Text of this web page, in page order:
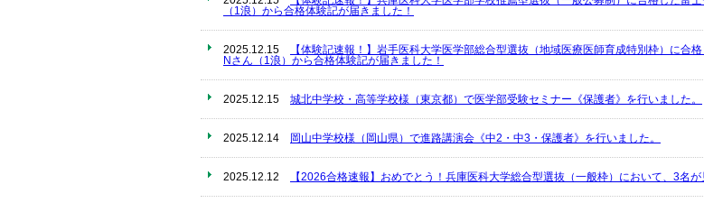
（1浪）から合格体験記が届きました！
2025.12.15
【体験記速報！】岩手医科大学医学部総合型選抜（地域医療医師育成特別枠）に合格
Nさん（1浪）から合格体験記が届きました！
2025.12.15 城北中学校・高等学校様（東京都）で医学部受験セミナー《保護者》を行いました。
2025.12.14 岡山中学校様（岡山県）で進路講演会《中2・中3・保護者》を行いました。
2025.12.12 【2026合格速報】おめでとう！兵庫医科大学総合型選抜（一般枠）において、3名が